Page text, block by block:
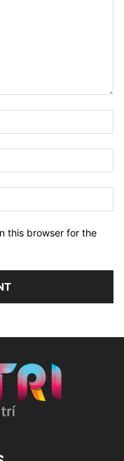
this browser for the